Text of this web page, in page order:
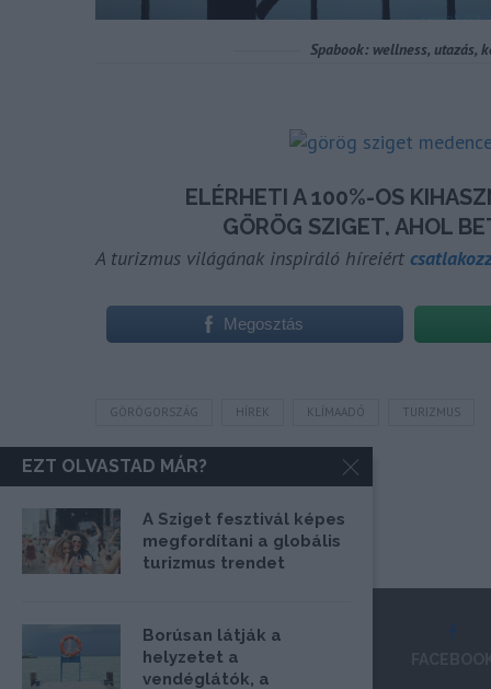
A turizmus világának inspiráló híreiért
Megosztás
GÖRÖGORSZÁG HÍREK KLÍMAADÓ TURIZMUS
EZT OLVASTAD MÁR?
A Sziget fesztivál képes
megfordítani a globális
turizmus trendet
Borúsan látják a
helyzetet a
vendéglátók, a